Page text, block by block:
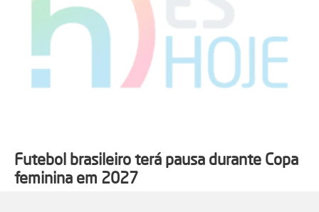
Futebol brasileiro terá pausa durante Copa
feminina em 2027